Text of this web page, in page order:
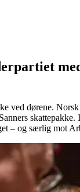
ved dørene.
– og særlig mot